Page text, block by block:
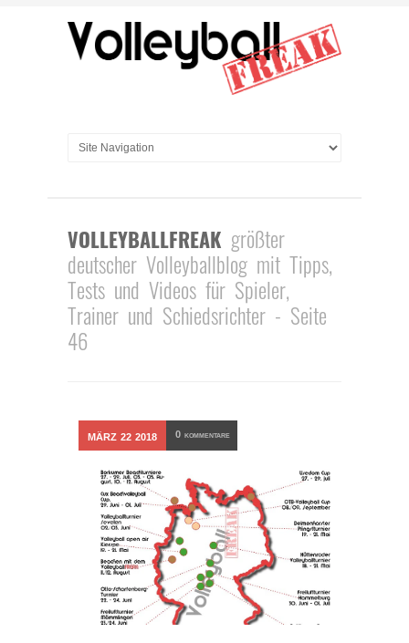
VOLLEYBALLFREAK größter
deutscher Volleyballblog mit Tipps,
Tests und Videos für Spieler,
Trainer und Schiedsrichter - Seite
46
MÄRZ 22 2018 0 KOMMENTARE